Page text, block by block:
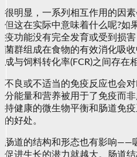
很明显，一系列相互作用的因
但这在实际中意味着什么呢?如
疫功能没有完全发育或受到损
菌群组成在食物的有效消化吸
成与饲料转化率(FCR)之间存在
不良或不适当的免疫反应也会
分能量和营养被用于了免疫而
持健康的微生物平衡和肠道免
的好处。
肠道的结构和形态也有影响——
促进生长的潜力就越大。肠道